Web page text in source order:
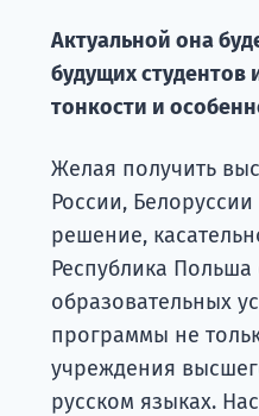
Актуальной она
будущих студентов
тонкости и
Желая получить
России,
решение,
Республика Польша
образовательных
программы не
учреждения
русском языках.